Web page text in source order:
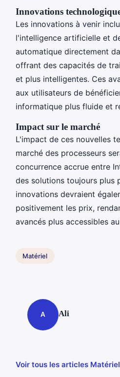
Innovations
Les innovations à venir
l'intelligence artificielle et
automatique directement
offrant des capacités de
et plus intelligentes. Ces
aux utilisateurs de
informatique plus fluide et
Impact sur le marché
L'impact de ces nouvelles
marché des processeurs
concurrence accrue entre
des solutions toujours plus
innovations devraient
positivement les prix,
avancés plus accessibles
Matériel
A Ali
Voir tous les articles